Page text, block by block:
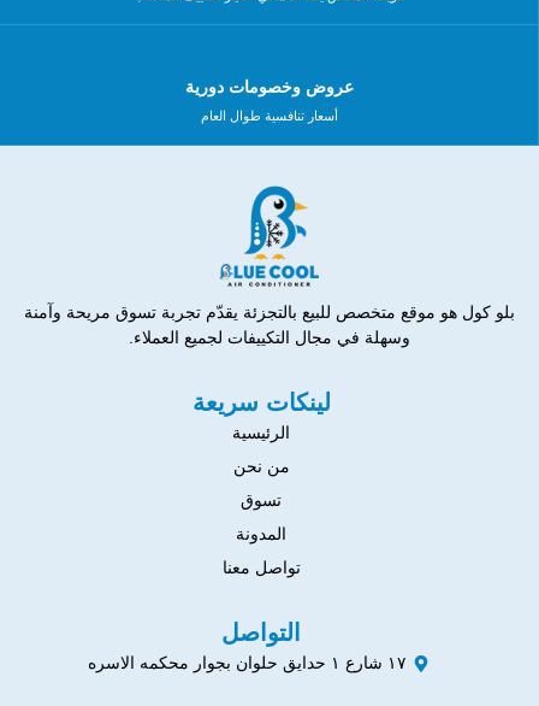
عروض وخصومات دورية
أسعار تنافسية طوال العام
بلو كول هو موقع متخصص للبيع بالتجزئة يقدّم تجربة تسوق مريحة وآمنة
وسهلة في مجال التكييفات لجميع العملاء.
لينكات سريعة
الرئيسية
من نحن
تسوق
المدونة
تواصل معنا
التواصل
١٧ شارع ١ حدايق حلوان بجوار محكمه الاسره